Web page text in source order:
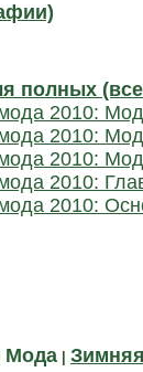
полных (все
2010:
2010:
2010:
2010:
2010:
Мода